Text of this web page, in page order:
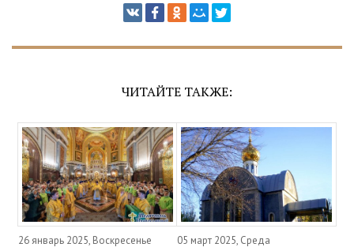
ЧИТАЙТЕ ТАКЖЕ:
26 январь 2025, Воскресенье 05 март 2025, Среда